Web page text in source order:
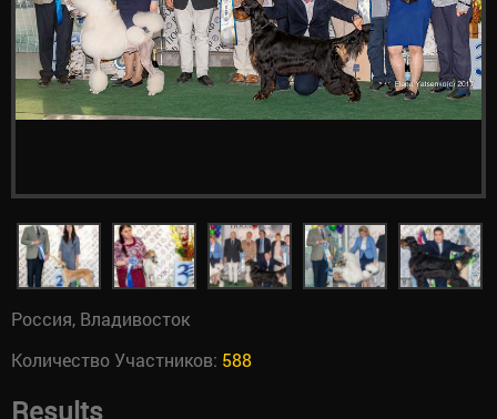
Россия, Владивосток
Количество Участников: 588
Results